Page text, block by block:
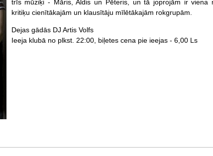
trīs mūziķi - Māris, Aldis un Pēteris, un tā joprojām ir viena
kritiķu cienītākajām un klausītāju mīlētākajām rokgrupām.
Dejas gādās DJ Artis Volfs
Ieeja klubā no plkst. 22:00, biļetes cena pie ieejas - 6,00 Ls